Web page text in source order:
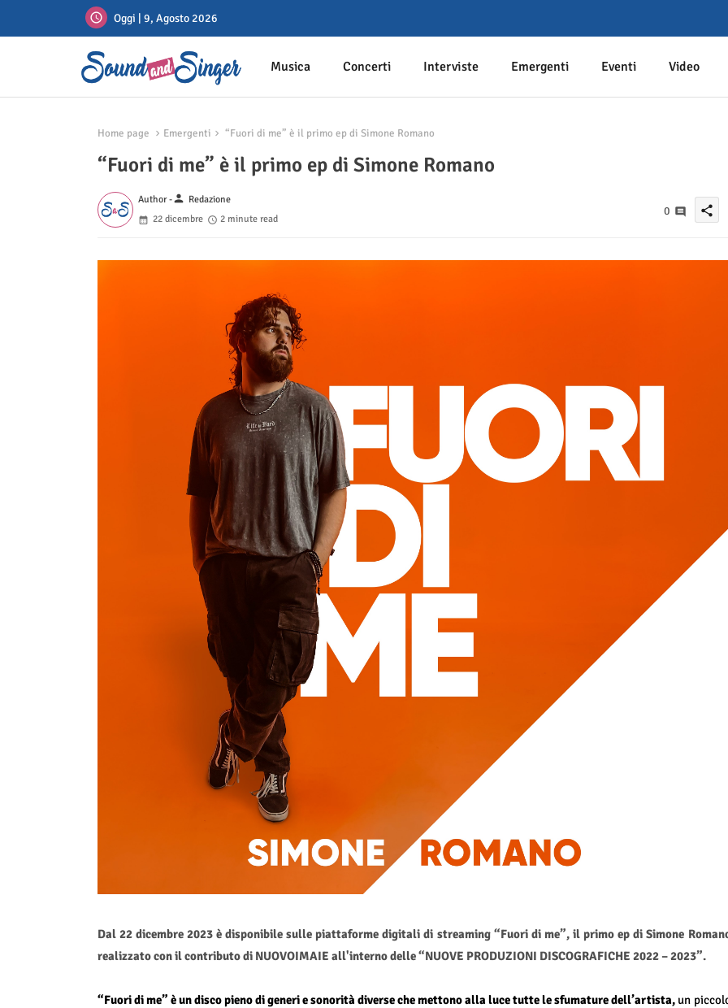
Oggi | 9, Agosto 2026
Musica Concerti Interviste Emergenti Eventi Video
Home page Emergenti “Fuori di me” è il primo ep di Simone Romano
“Fuori di me” è il primo ep di Simone Romano
Author -person Redazione
22 dicembre
2 minute read
0 share
Dal 22 dicembre 2023 è disponibile sulle piattaforme digitali di streaming “Fuori di me”, il primo ep di Simone
realizzato con il contributo di NUOVOIMAIE all'interno delle “NUOVE PRODUZIONI DISCOGRAFICHE 2022 – 2023”.
“Fuori di me” è un disco pieno di generi e sonorità diverse che mettono alla luce tutte le sfumature dell’artista, un